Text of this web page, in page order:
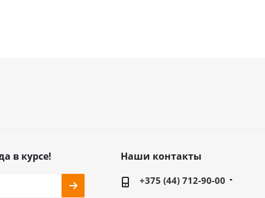
в курсе! Наши контакты
+375 (44) 712-90-00